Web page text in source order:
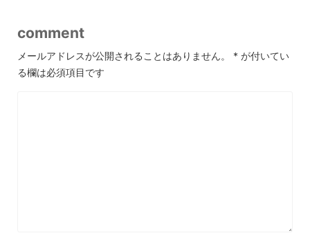
comment
メールアドレスが公開されることはありません。 * が付いてい
る欄は必須項目です